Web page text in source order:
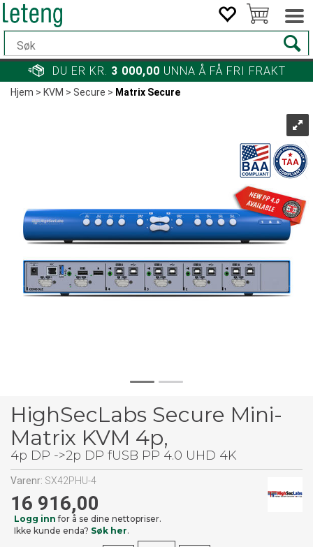
DU ER KR. 3 000,00 UNNA Å FÅ FRI FRAKT
Hjem>KVM>Secure> Matrix Secure
HighSecLabs Secure Mini-
Matrix KVM 4p,
4p DP ->2p DP fUSB PP 4.0 UHD 4K
Varenr: SX42PHU-4
16 916,00
Logg inn for å se dine nettopriser.
Ikke kunde enda? Søk her.